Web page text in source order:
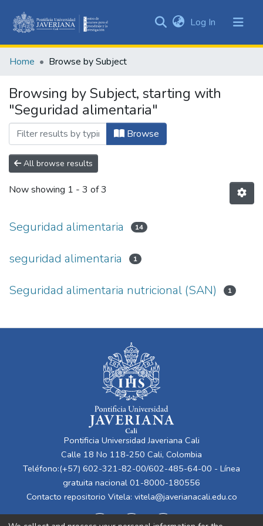
&
All of DSpace
Log In (current)
Home Browse by Subject
Browsing by Subject, starting with
"Seguridad alimentaria"
Browse
All browse results
Now showing 1 - 3 of 3
Seguridad alimentaria 14
seguridad alimentaria 1
Seguridad alimentaria nutricional (SAN) 1
Pontificia Universidad Javeriana Cali
Calle 18 No 118-250 Cali, Colombia
Teléfono:(+57) 602-321-82-00/602-485-64-00 - Línea
gratuita nacional 01-8000-180556
Contacto repositorio Vitela: vitela@javerianacali.edu.co